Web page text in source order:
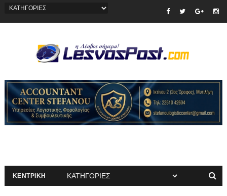
ΚΕΝΤΡΙΚΗ